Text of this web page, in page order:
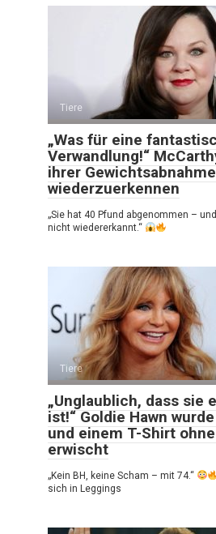
Tiere
„Was für eine
Verwandlung!“
ihrer
wiederzuerkennen
„Sie hat 40 Pfund abgenommen –
nicht wiedererkannt.“
Tiere
„Unglaublich, dass sie
ist!“ Goldie Hawn
und einem T-Shirt
erwischt
„Kein BH, keine Scham – mit 74.“
sich in Leggings